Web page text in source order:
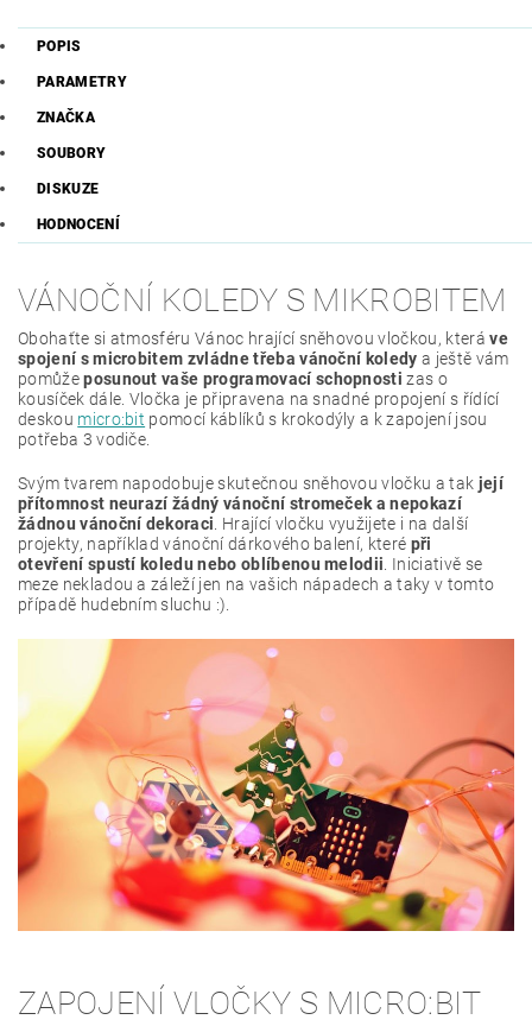
POPIS
PARAMETRY
ZNAČKA
SOUBORY
DISKUZE
HODNOCENÍ
VÁNOČNÍ KOLEDY S MIKROBITEM
Obohaťte si atmosféru Vánoc hrající sněhovou vločkou, kteráve
spojení s microbitem zvládne třeba vánoční koledy a ještě vám
pomůžeposunout vaše programovací schopnosti zas o
kousíček dále. Vločka je připravena na snadné propojení s řídící
deskou micro:bit pomocí káblíků s krokodýly a k zapojení jsou
potřeba 3 vodiče.
Svým tvarem napodobuje skutečnou sněhovou vločku a tak její
přítomnost neurazí žádný vánoční stromeček a nepokazí
žádnou vánoční dekoraci. Hrající vločku využijete i na další
projekty, například vánoční dárkového balení, které při
otevření spustí koledu nebo oblíbenou melodii. Iniciativě se
meze nekladou a záleží jen na vašich nápadech a taky v tomto
případě hudebním sluchu :).
ZAPOJENÍ VLOČKY S MICRO:BIT